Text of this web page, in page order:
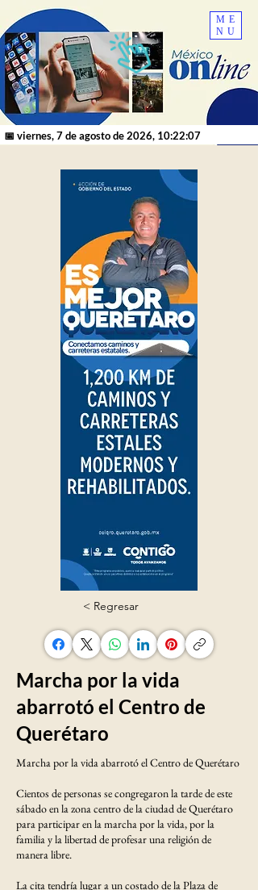
ME
NU
📅 viernes, 7 de agosto de 2026, 10:22:07
< Regresar
Marcha por la vida
abarrotó el Centro de
Querétaro
Marcha por la vida abarrotó el Centro de Querétaro
Cientos de personas se congregaron la tarde de este
sábado en la zona centro de la ciudad de Querétaro
para participar en la marcha por la vida, por la
familia y la libertad de profesar una religión de
manera libre.
La cita tendría lugar a un costado de la Plaza de